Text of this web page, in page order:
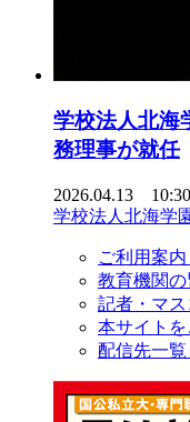
学校法人北海
務理事が就任
2026.04.13 10:30
学校法人北海学
ご利用案内
教育機関
記者・マ
本サイト
配信先一覧